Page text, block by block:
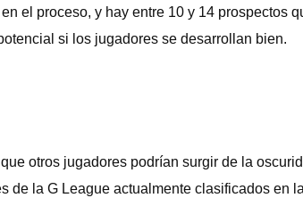
el proceso, y hay entre 10 y 14 prospectos
si los jugadores se desarrollan bien.
otros jugadores podrían surgir de la
la G League actualmente clasificados en